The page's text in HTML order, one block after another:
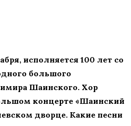
исполняется 100 лет со
большого
Шаинского. Хор
концерте «Шаинский
дворце. Какие песни